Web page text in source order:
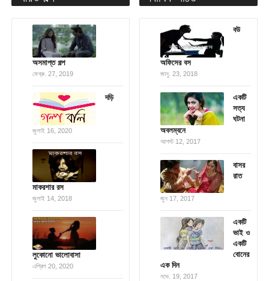
অসমাপ্ত গল্প
ফেব্রু. 27, 2019
দড়ি
জুলাই 16, 2020
মাকরশার রস
জুলাই 14, 2018
লুকোনো ভালোবাসা
এপ্রিল 20, 2020
বউ
অফিসের বস
জানু. 23, 2018
একটি
সত্য
ঘটনা
অবলম্বনে
আগস্ট 12, 2017
বাসর
রাত
জুন 17, 2017
একটি
ভাই ও
একটি
বোনের
এক দিন
নভে. 19, 2017